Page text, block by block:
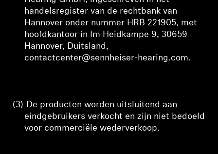
handelsregister van de rechtbank van
Hannover onder nummer HRB 221905, met
hoofdkantoor in Im Heidkampe 9, 30659
Hannover, Duitsland,
contactcenter@sennheiser-hearing.com.
(3) De producten worden uitsluitend aan
eindgebruikers verkocht en zijn niet bedoeld
voor commerciële wederverkoop.